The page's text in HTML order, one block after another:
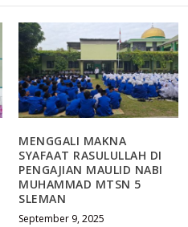
MENGGALI MAKNA
SYAFAAT RASULULLAH DI
PENGAJIAN MAULID NABI
MUHAMMAD MTSN 5
SLEMAN
September 9, 2025